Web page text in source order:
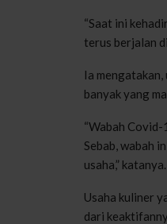
“Saat ini
terus berjalan
Ia
banyak yang
“Wabah
Sebab, wabah
usaha,” katanya.
Usaha kuliner
dari